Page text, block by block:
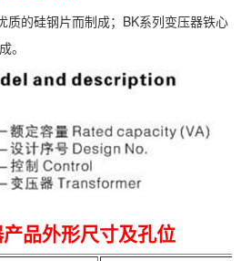
质的硅钢片而制成；BK系列变压器铁心
。
品外形尺寸及孔位